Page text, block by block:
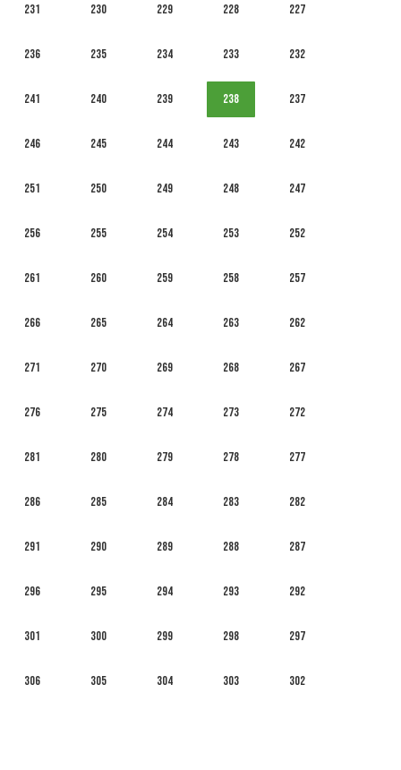
227
228
229
230
231
232
233
234
235
236
237
238
239
240
241
242
243
244
245
246
247
248
249
250
251
252
253
254
255
256
257
258
259
260
261
262
263
264
265
266
267
268
269
270
271
272
273
274
275
276
277
278
279
280
281
282
283
284
285
286
287
288
289
290
291
292
293
294
295
296
297
298
299
300
301
302
303
304
305
306